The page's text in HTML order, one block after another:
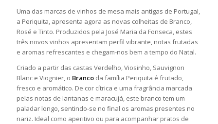
Uma das marcas de vinhos de mesa mais antigas de Portugal,
a Periquita, apresenta agora as novas colheitas de Branco,
Rosé e Tinto. Produzidos pela José Maria da Fonseca, estes
três novos vinhos apresentam perfil vibrante, notas frutadas
e aromas refrescantes e chegam-nos bem a tempo do Natal.
Criado a partir das castas Verdelho, Viosinho, Sauvignon
Blanc e Viognier, o Brancoda família Periquita é frutado,
fresco e aromático. De cor cítrica e uma fragrância marcada
pelas notas de lantanas e maracujá, este branco tem um
paladar longo, sentindo-se no final os aromas presentes no
nariz. Ideal como aperitivo ou para acompanhar pratos de